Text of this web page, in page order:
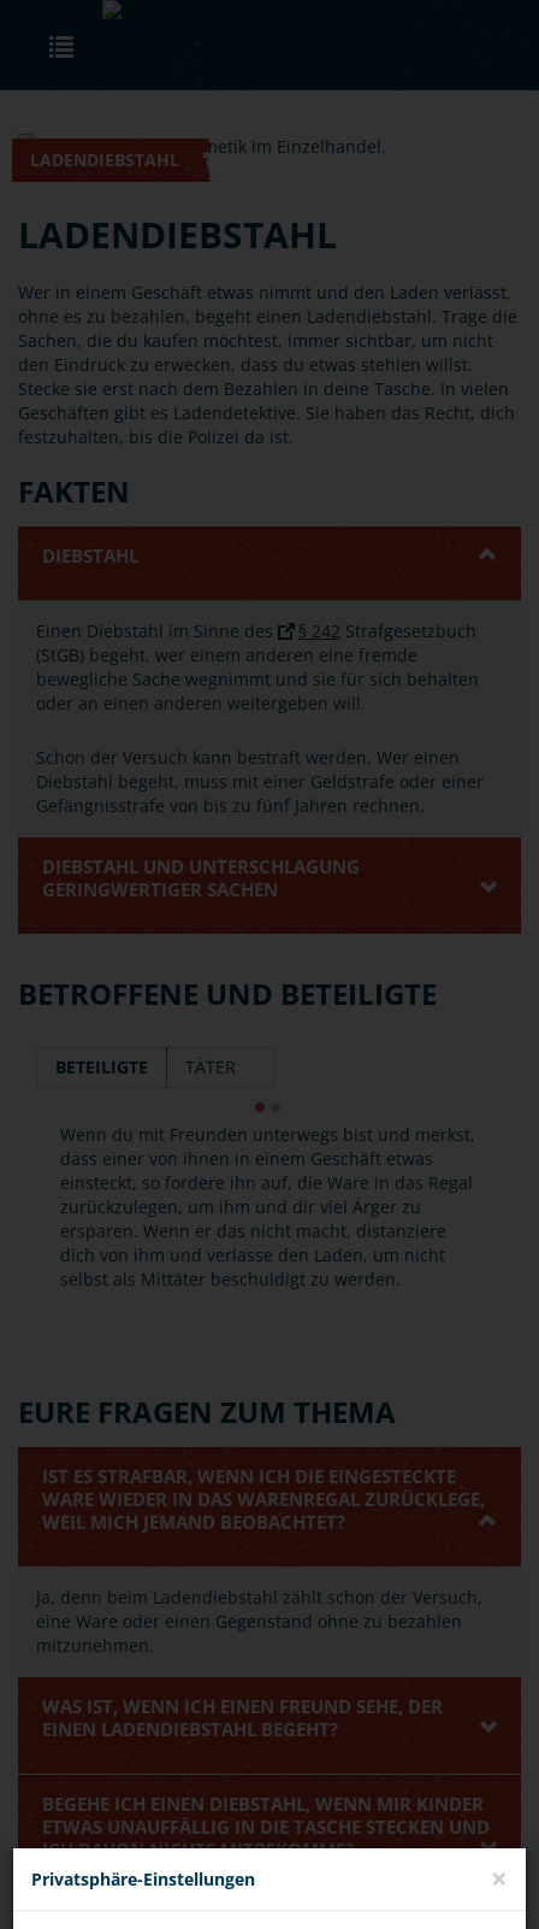
Skip to main content
LADENDIEBSTAHL
LADENDIEBSTAHL
Wer in einem Geschäft etwas nimmt und den Laden verlässt,
ohne es zu bezahlen, begeht einen Ladendiebstahl. Trage die
Sachen, die du kaufen möchtest, immer sichtbar, um nicht
den Eindruck zu erwecken, dass du etwas stehlen willst.
Stecke sie erst nach dem Bezahlen in deine Tasche. In vielen
Geschäften gibt es Ladendetektive. Sie haben das Recht, dich
festzuhalten, bis die Polizei da ist.
FAKTEN
DIEBSTAHL
Einen Diebstahl im Sinne des § 242 Strafgesetzbuch
(StGB) begeht, wer einem anderen eine fremde
bewegliche Sache wegnimmt und sie für sich behalten
oder an einen anderen weitergeben will.
Schon der Versuch kann bestraft werden. Wer einen
Diebstahl begeht, muss mit einer Geldstrafe oder einer
Gefängnisstrafe von bis zu fünf Jahren rechnen.
DIEBSTAHL UND UNTERSCHLAGUNG
GERINGWERTIGER SACHEN
BETROFFENE UND BETEILIGTE
BETEILIGTE TÄTER
Wenn du mit Freunden unterwegs bist und merkst,
dass einer von ihnen in einem Geschäft etwas
einsteckt, so fordere ihn auf, die Ware in das Regal
zurückzulegen, um ihm und dir viel Ärger zu
ersparen. Wenn er das nicht macht, distanziere
dich von ihm und verlasse den Laden, um nicht
selbst als Mittäter beschuldigt zu werden.
EURE FRAGEN ZUM THEMA
IST ES STRAFBAR, WENN ICH DIE EINGESTECKTE
WARE WIEDER IN DAS WARENREGAL ZURÜCKLEGE,
WEIL MICH JEMAND BEOBACHTET?
Ja, denn beim Ladendiebstahl zählt schon der Versuch,
eine Ware oder einen Gegenstand ohne zu bezahlen
mitzunehmen.
WAS IST, WENN ICH EINEN FREUND SEHE, DER
EINEN LADENDIEBSTAHL BEGEHT?
BEGEHE ICH EINEN DIEBSTAHL, WENN MIR KINDER
ETWAS UNAUFFÄLLIG IN DIE TASCHE STECKEN UND
ICH DAVON NICHTS MITBEKOMME?
Privatsphäre-Einstellungen ×